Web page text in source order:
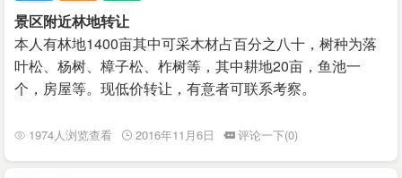
景区附近林地转让
本人有林地1400亩其中可采木材占百分之八十，树种为落
叶松、杨树、樟子松、柞树等，其中耕地20亩，鱼池一
个，房屋等。现低价转让，有意者可联系考察。
1974人浏览查看 2016年11月6日 评论一下(0)